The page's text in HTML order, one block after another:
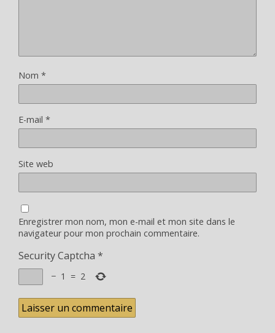
Nom *
E-mail *
Site web
Enregistrer mon nom, mon e-mail et mon site dans le
navigateur pour mon prochain commentaire.
Security Captcha *
− 1 = 2